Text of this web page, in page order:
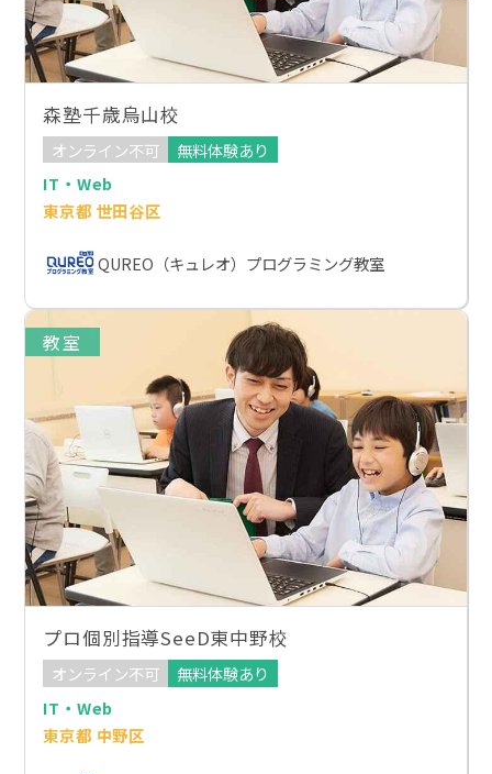
森塾千歳烏山校
オンライン不可
無料体験あり
IT・Web
東京都 世田谷区
QUREO（キュレオ）プログラミング教室
教室
プロ個別指導SeeD東中野校
オンライン不可
無料体験あり
IT・Web
東京都 中野区